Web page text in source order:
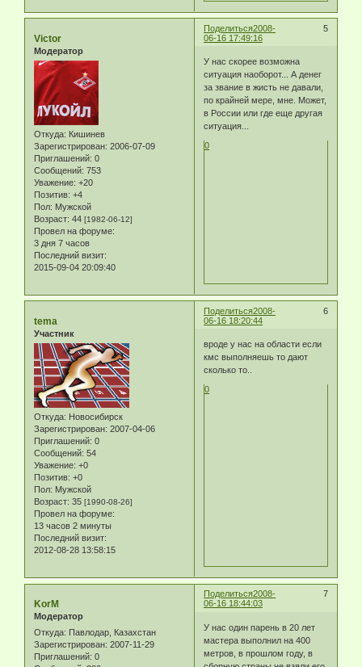
Поделиться 5
2008-
06-16 17:49:16
Victor
Модератор
Откуда: Кишинев
Зарегистрирован: 2006-07-09
Приглашений: 0
Сообщений: 753
Уважение: +20
Позитив: +4
Пол: Мужской
Возраст: 44 [1982-06-12]
Провел на форуме:
3 дня 7 часов
Последний визит:
2015-09-04 20:09:40
У нас скорее возможна
ситуация наоборот... А денег
за звание в жисть не давали,
по крайней мере, мне. Может,
в России или где еще другая
ситуация...
0
Поделиться 6
2008-
06-16 18:20:44
tema
Участник
Откуда: Новосибирск
Зарегистрирован: 2007-04-06
Приглашений: 0
Сообщений: 54
Уважение: +0
Позитив: +0
Пол: Мужской
Возраст: 35 [1990-08-26]
Провел на форуме:
13 часов 2 минуты
Последний визит:
2012-08-28 13:58:15
вроде у нас на области если
кмс выполняешь то дают
сколько то..
0
Поделиться 7
2008-
06-16 18:44:03
KorM
Модератор
Откуда: Павлодар, Казахстан
Зарегистрирован: 2007-11-29
Приглашений: 0
У нас один парень в 20 лет
мастера выполнил на 400
метров, в прошлом году, в